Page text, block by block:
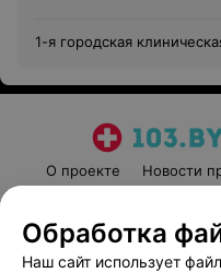
1-я городская
О проекте Новости
Пользовательское
Обработка
Наш сайт использует